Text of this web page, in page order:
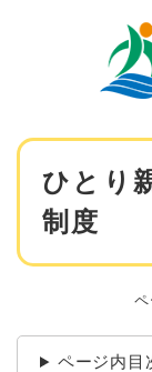
本
ひとり
制度
ページ内目